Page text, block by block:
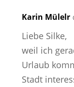
Karin Mülelr
Liebe Silke,
weil ich
Urlaub
Stadt